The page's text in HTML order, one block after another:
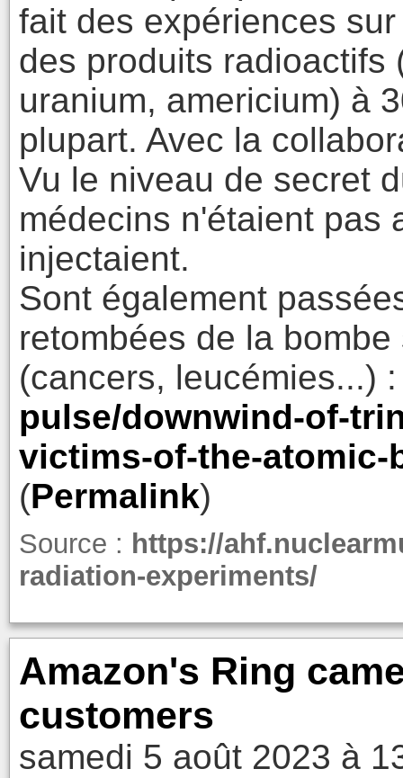
fait des expériences
des produits radioactifs
uranium, americium) à
plupart. Avec la
Vu le niveau de secret
médecins n'étaient pas
injectaient.
Sont également
retombées de la
(cancers, leucémies...)
pulse/downwind-of-
victims-of-the-atomic-
(Permalink)
Source : https://
radiation-experiments/
Amazon's Ring
customers
samedi 5 août 2023 à